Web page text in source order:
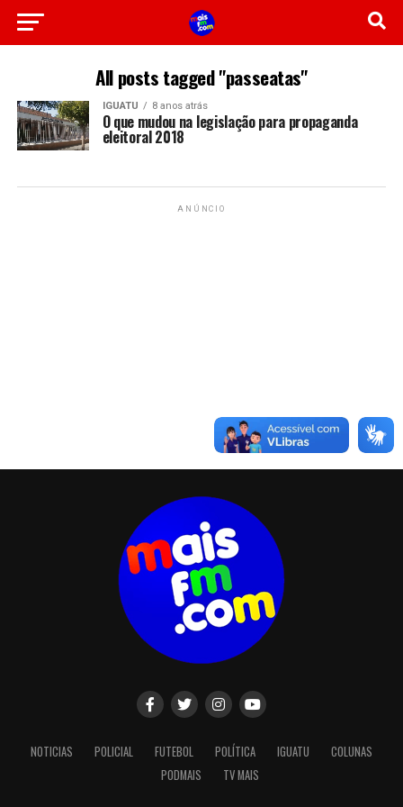
All posts tagged "passeatas"
IGUATU 8 anos atrás
O que mudou na legislação para propaganda
eleitoral 2018
ANÚNCIO
NOTICIAS POLICIAL FUTEBOL POLÍTICA IGUATU
COLUNAS
PODMAIS
TV MAIS